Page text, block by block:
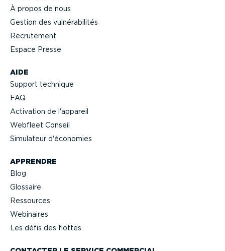
AIDE
Support technique
FAQ
Activation de l'appareil
Webfleet Conseil
Simulateur d'économies
APPRENDRE
Blog
Glossaire
Ressources
Webinaires
Les défis des flottes
À propos de nous
Gestion des vulné­ra­bi­lités
Recrutement
Espace Presse